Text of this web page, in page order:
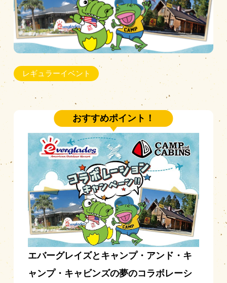
営業時間|お知らせ
レギュラーイベント
おすすめポイント！
エバーグレイズとキャンプ・アンド・キ
ャンプ・キャビンズの夢のコラボレーシ